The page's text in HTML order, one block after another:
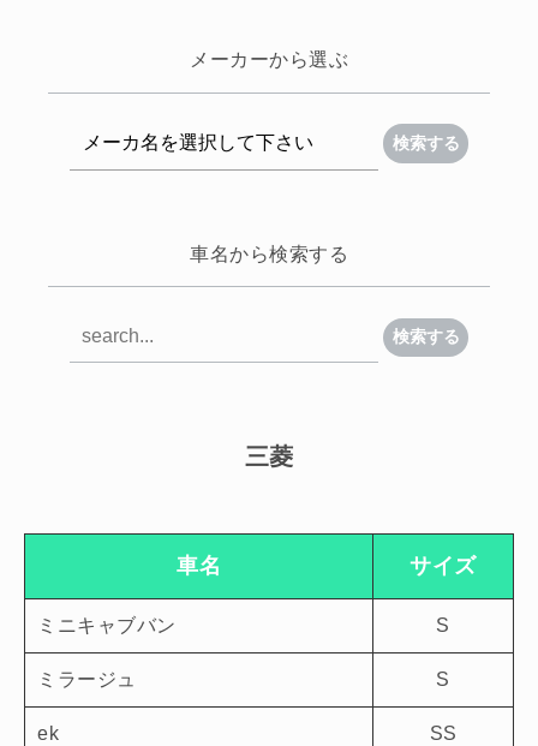
メーカーから選ぶ
検索する
車名から検索する
検索する
三菱
車名 サイズ
ミニキャブバン S
ミラージュ S
ek SS